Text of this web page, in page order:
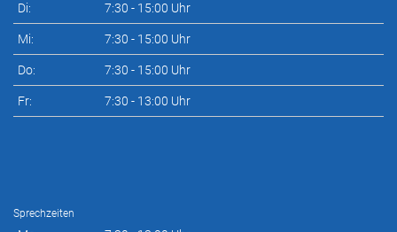
Di: 7:30 - 15:00 Uhr
Mi: 7:30 - 15:00 Uhr
Do: 7:30 - 15:00 Uhr
Fr: 7:30 - 13:00 Uhr
Sprechzeiten